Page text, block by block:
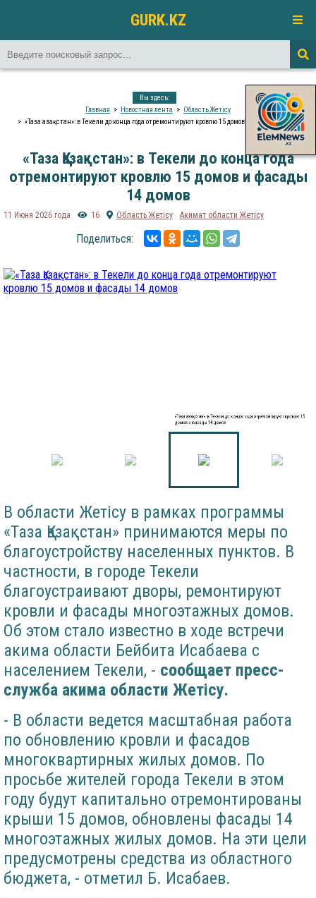
GURK.KZ
Вы здесь:
Главная
Новостная лента
Область Жетісу
«Таза Қазақстан»: в Текели до конца года отремонтируют кровлю 15 домов и фасады 14 домов
«Таза Қазақстан»: в Текели до конца года
отремонтируют кровлю 15 домов и фасады
14 домов
11 Июня 2026 года 16 Область Жетісу Акимат области Жетісу
Поделиться:
«Таза Қазақстан»: в Текели до конца года отремонтируют кровлю 15
домов и фасады 14 домов
В области Жетісу в рамках программы
«Таза Қазақстан» принимаются меры по
благоустройству населенных пунктов. В
частности, в городе Текели
благоустраивают дворы, ремонтируют
кровли и фасады многоэтажных домов.
Об этом стало известно в ходе встречи
акима области Бейбита Исабаева с
населением Текели, - сообщает пресс-
служба акима области Жетісу.
- В области ведется масштабная работа
по обновлению кровли и фасадов
многоквартирных жилых домов. По
просьбе жителей города Текели в этом
году будут капитально отремонтированы
крыши 15 домов, обновлены фасады 14
многоэтажных жилых домов. На эти цели
предусмотрены средства из областного
бюджета, - отметил Б. Исабаев.